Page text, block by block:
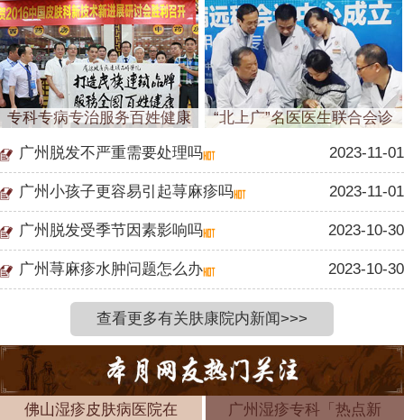
专科专病专治服务百姓健康 “北上广”名医医生联合会诊
广州脱发不严重需要处理吗 2023-11-01
广州小孩子更容易引起荨麻疹吗 2023-11-01
广州脱发受季节因素影响吗 2023-10-30
广州荨麻疹水肿问题怎么办 2023-10-30
查看更多有关肤康院内新闻>>>
佛山湿疹皮肤病医院在 广州湿疹专科「热点新